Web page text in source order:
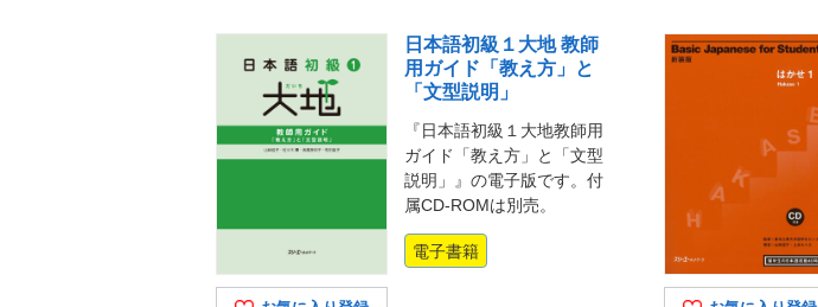
日本語初級１大地 教師
用ガイド「教え方」と
「文型説明」
『日本語初級１大地教師用
ガイド「教え方」と「文型
説明」』の電子版です。付
属CD-ROMは別売。
電子書籍